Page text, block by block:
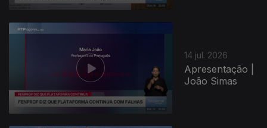
14 jul. 2026
Apresentação |
João Simas